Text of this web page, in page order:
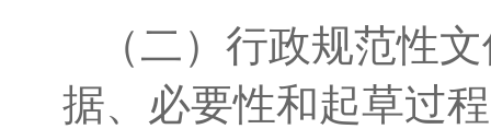
（二） 行政规范性
据、必要性和起草过